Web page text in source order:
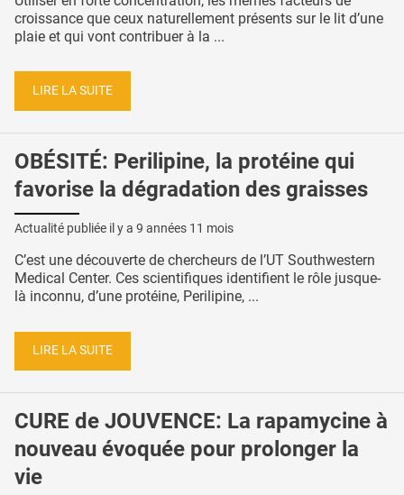
croissance que ceux naturellement présents sur le lit d’une
plaie et qui vont contribuer à la ...
LIRE LA SUITE
OBÉSITÉ: Perilipine, la protéine qui
favorise la dégradation des graisses
Actualité publiée il y a 9 années 11 mois
C’est une découverte de chercheurs de l’UT Southwestern
Medical Center. Ces scientifiques identifient le rôle jusque-
là inconnu, d’une protéine, Perilipine, ...
LIRE LA SUITE
CURE de JOUVENCE: La rapamycine à
nouveau évoquée pour prolonger la
vie